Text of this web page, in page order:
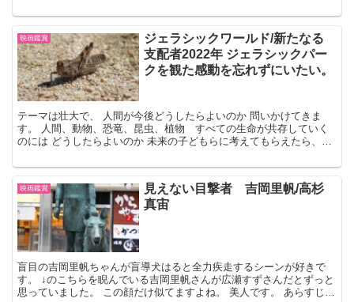
映画鑑賞
ジェラシックワールド/新たなる
支配者2022年 ジェラシックパー
クを観た感動を忘れずにいたい。
テーマは壮大で、 人間が今後どうしたらよいのか 問いかけてきま
す。 人間、動物、恐竜、昆虫、植物 すべての生命が共存していく
のには どうしたらよいのか 未来の子どもらに考えてもらえたら、す
映画鑑賞
見えない目撃者 吉岡里帆/高杉
真宙
盲目の吉岡里帆ちゃんが盲導犬はると全力疾走するシーンが好きで
す。 ↓のこちらを睨んでいる吉岡里帆さんが広瀬すずさんだとずっと
思っていました。 この顔だけ似てますよね。 美人です。 あらすじ